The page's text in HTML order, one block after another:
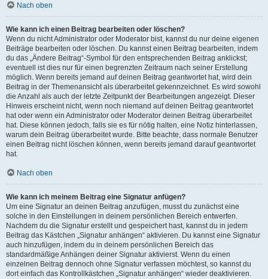
Nach oben
Wie kann ich einen Beitrag bearbeiten oder löschen?
Wenn du nicht Administrator oder Moderator bist, kannst du nur deine eigenen
Beiträge bearbeiten oder löschen. Du kannst einen Beitrag bearbeiten, indem
du das „Ändere Beitrag“-Symbol für den entsprechenden Beitrag anklickst;
eventuell ist dies nur für einen begrenzten Zeitraum nach seiner Erstellung
möglich. Wenn bereits jemand auf deinen Beitrag geantwortet hat, wird dein
Beitrag in der Themenansicht als überarbeitet gekennzeichnet. Es wird sowohl
die Anzahl als auch der letzte Zeitpunkt der Bearbeitungen angezeigt. Dieser
Hinweis erscheint nicht, wenn noch niemand auf deinen Beitrag geantwortet
hat oder wenn ein Administrator oder Moderator deinen Beitrag überarbeitet
hat. Diese können jedoch, falls sie es für nötig halten, eine Notiz hinterlassen,
warum dein Beitrag überarbeitet wurde. Bitte beachte, dass normale Benutzer
einen Beitrag nicht löschen können, wenn bereits jemand darauf geantwortet
hat.
Nach oben
Wie kann ich meinem Beitrag eine Signatur anfügen?
Um eine Signatur an deinen Beitrag anzufügen, musst du zunächst eine
solche in den Einstellungen in deinem persönlichen Bereich entwerfen.
Nachdem du die Signatur erstellt und gespeichert hast, kannst du in jedem
Beitrag das Kästchen „Signatur anhängen“ aktivieren. Du kannst eine Signatur
auch hinzufügen, indem du in deinem persönlichen Bereich das
standardmäßige Anhängen deiner Signatur aktivierst. Wenn du einen
einzelnen Beitrag dennoch ohne Signatur verfassen möchtest, so kannst du
dort einfach das Kontrollkästchen „Signatur anhängen“ wieder deaktivieren.